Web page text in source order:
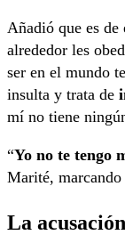
Añadió que es de
alrededor les
ser en el mundo
insulta y trata de
mí no tiene
“Yo no te tengo
Marité,
La